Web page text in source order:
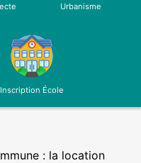
Urbanisme
Inscription École
: la location